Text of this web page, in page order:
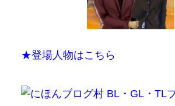
★登場人物はこちら